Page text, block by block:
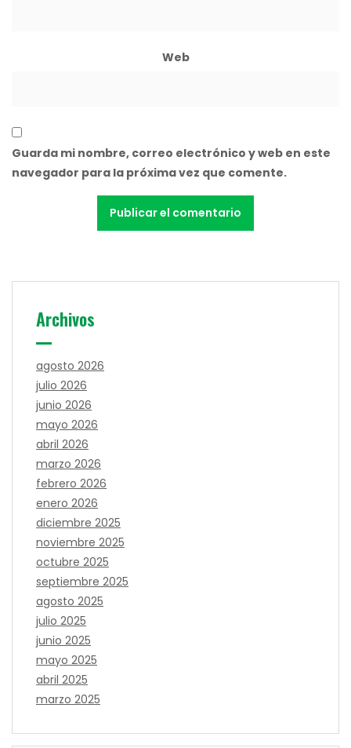
Web
Guarda mi nombre, correo electrónico y web en este
navegador para la próxima vez que comente.
Archivos
agosto 2026
julio 2026
junio 2026
mayo 2026
abril 2026
marzo 2026
febrero 2026
enero 2026
diciembre 2025
noviembre 2025
octubre 2025
septiembre 2025
agosto 2025
julio 2025
junio 2025
mayo 2025
abril 2025
marzo 2025